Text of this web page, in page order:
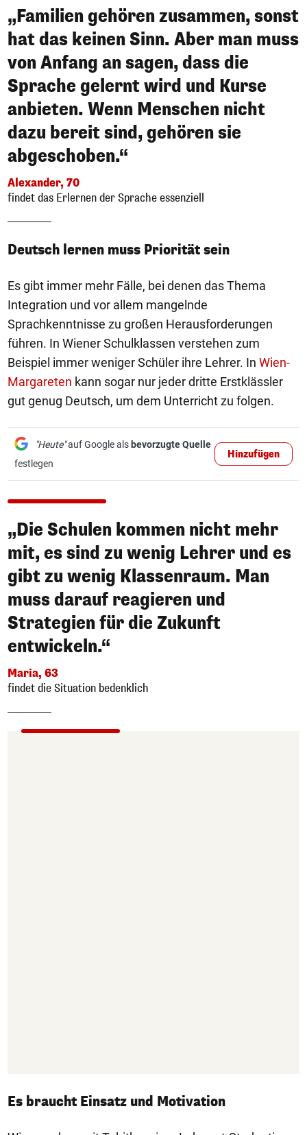
„Familien gehören zusammen, sonst
hat das keinen Sinn. Aber man muss
von Anfang an sagen, dass die
Sprache gelernt wird und Kurse
anbieten. Wenn Menschen nicht
dazu bereit sind, gehören sie
abgeschoben.“
Alexander, 70
findet das Erlernen der Sprache essenziell
Deutsch lernen muss Priorität sein
Es gibt immer mehr Fälle, bei denen das Thema
Integration und vor allem mangelnde
Sprachkenntnisse zu großen Herausforderungen
führen. In Wiener Schulklassen verstehen zum
Beispiel immer weniger Schüler ihre Lehrer. In Wien-
Margareten kann sogar nur jeder dritte Erstklässler
gut genug Deutsch, um dem Unterricht zu folgen.
"Heute"auf Google als bevorzugte Quelle
festlegen
Hinzufügen
„Die Schulen kommen nicht mehr
mit, es sind zu wenig Lehrer und es
gibt zu wenig Klassenraum. Man
muss darauf reagieren und
Strategien für die Zukunft
entwickeln.“
Maria, 63
findet die Situation bedenklich
Es braucht Einsatz und Motivation